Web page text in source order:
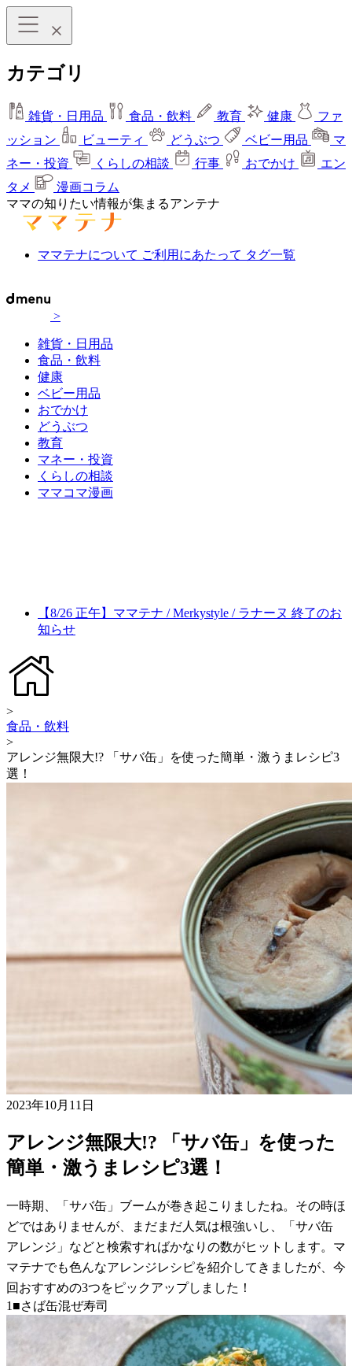
カテゴリ
雑貨・日用品 食品・飲料 教育 健康
ファ
ッション
ビューティ どうぶつ ベビー用品
マ
ネー・投資
くらしの相談 行事 おでかけ
エン
タメ
漫画コラム
ママの知りたい情報が集まるアンテナ
ママテナについて ご利用にあたって タグ一覧
>
雑貨・日用品
食品・飲料
健康
ベビー用品
おでかけ
どうぶつ
教育
マネー・投資
くらしの相談
ママコマ漫画
【8/26 正午】ママテナ / Merkystyle / ラナーヌ 終了のお
知らせ
>
食品・飲料
>
アレンジ無限大!? 「サバ缶」を使った簡単・激うまレシピ3
選！
2023年10月11日
アレンジ無限大!? 「サバ缶」を使った
簡単・激うまレシピ3選！
一時期、「サバ缶」ブームが巻き起こりましたね。その時ほ
どではありませんが、まだまだ人気は根強いし、「サバ缶
アレンジ」などと検索すればかなりの数がヒットします。マ
マテナでも色んなアレンジレシピを紹介してきましたが、今
回おすすめの3つをピックアップしました！
1■さば缶混ぜ寿司